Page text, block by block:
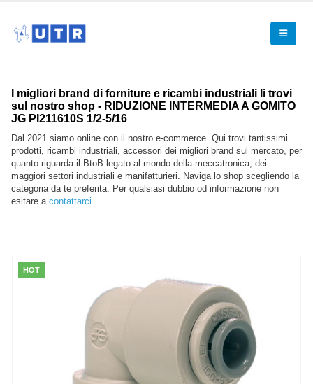
I migliori brand di forniture e ricambi industriali li trovi
sul nostro shop - RIDUZIONE INTERMEDIA A GOMITO
JG PI211610S 1/2-5/16
Dal 2021 siamo online con il nostro e-commerce. Qui trovi tantissimi
prodotti, ricambi industriali, accessori dei migliori brand sul mercato, per
quanto riguarda il BtoB legato al mondo della meccatronica, dei
maggiori settori industriali e manifatturieri. Naviga lo shop scegliendo la
categoria da te preferita. Per qualsiasi dubbio od informazione non
esitare a contattarci.
HOT